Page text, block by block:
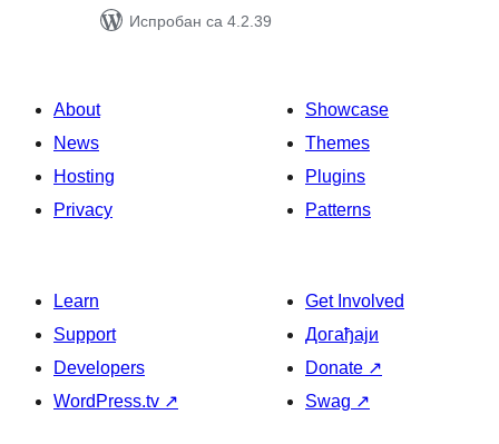
Испробан са 4.2.39
About
News
Hosting
Privacy
Showcase
Themes
Plugins
Patterns
Learn
Support
Developers
WordPress.tv ↗
Get Involved
Догађаји
Donate ↗
Swag ↗